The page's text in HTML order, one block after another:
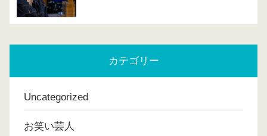
カテゴリー
Uncategorized
お笑い芸人